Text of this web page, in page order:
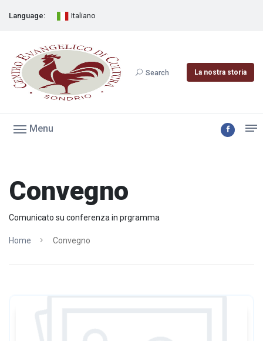
Language: Italiano
Search La nostra storia
Menu
Convegno
Comunicato su conferenza in prgramma
Home Convegno